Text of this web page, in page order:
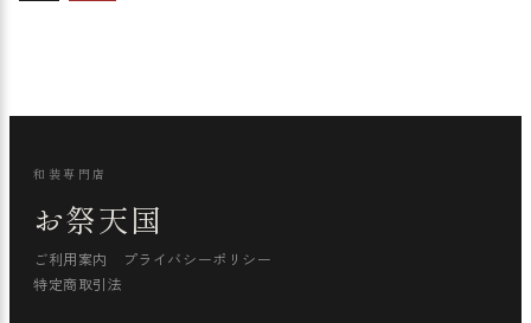
和装専門店
お祭天国
ご利用案内
特定商取引法
プライバシーポリシー